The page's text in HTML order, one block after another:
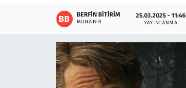
BERFIN BITIRIM
MUHABIR
25.03.2025 - 11:46
YAYINLANMA
Teknoloji ve Bilim
Televizyon